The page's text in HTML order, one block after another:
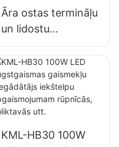
Āra ostas termināļu
un lidostu
apgaismojums
KML-FL2C 1000W
LED prožektoru
piegādātājs
KML-HB30 100W